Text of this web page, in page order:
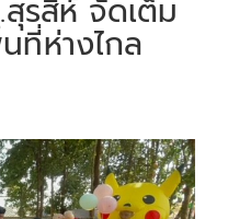
รสีห์ จัดเต็ม
ที่ห่างไกล